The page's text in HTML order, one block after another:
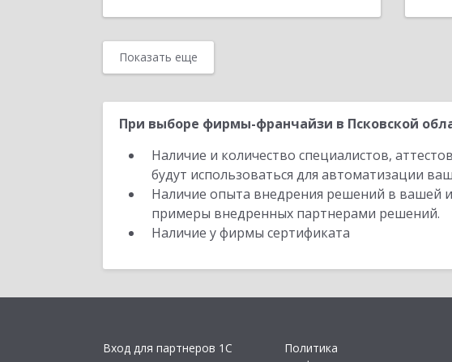
Показать еще
При выборе фирмы-франчайзи в Псковской
Наличие и количество специалистов,
будут использоваться для автоматизации
Наличие опыта внедрения решений в вашей
примеры внедренных партнерами решений.
Наличие у фирмы сертификата
Вход для партнеров 1С
Политика